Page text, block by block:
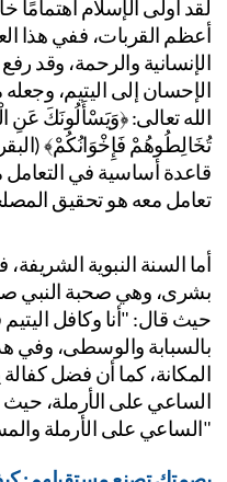
معه هو تحقيق المصلحة
على الأرملة